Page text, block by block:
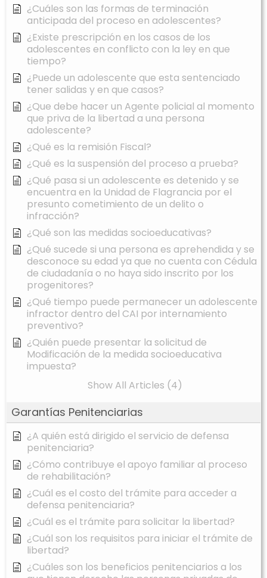
¿Cuáles son las formas de terminación
anticipada del proceso en adolescentes?
¿Existe prescripción en los casos de los
adolescentes en conflicto con la ley en que
tiempo?
¿Puede un adolescente que esta sentenciado
tener salidas y en que casos?
¿Que debe hacer un Agente policial al momento
que priva de la libertad a una persona
adolescente?
¿Qué es la remisión Fiscal?
¿Qué es la suspensión del proceso a prueba?
¿Qué pasa si un adolescente es detenido y se
encuentra en la Unidad de Flagrancia por el
presunto cometimiento de un delito o
infracción?
¿Qué son las medidas socioeducativas?
¿Qué sucede si una persona es aprehendida y se
desconoce su edad ya que no cuenta con Cédula
de ciudadanía o no haya sido inscrito por los
progenitores?
¿Qué tiempo puede permanecer un adolescente
infractor dentro del CAI por internamiento
preventivo?
¿Quién puede presentar la solicitud de
Modificación de la medida socioeducativa
impuesta?
Show All Articles (4)
Garantías Penitenciarias
¿A quién está dirigido el servicio de defensa
penitenciaria?
¿Cómo contribuye el apoyo familiar al proceso
de rehabilitación?
¿Cuál es el costo del trámite para acceder a
defensa penitenciaria?
¿Cuál es el trámite para solicitar la libertad?
¿Cuál son los requisitos para iniciar el trámite de
libertad?
¿Cuáles son los beneficios penitenciarios a los